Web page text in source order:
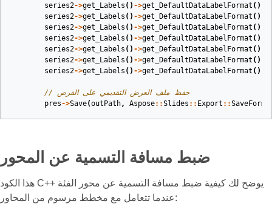
series2->get_Labels () ->get_DefaultDataLabelFormat ()
series2->get_Labels () ->get_DefaultDataLabelFormat ()
series2->get_Labels () ->get_DefaultDataLabelFormat ()
series2->get_Labels () ->get_DefaultDataLabelFormat ()
series2->get_Labels () ->get_DefaultDataLabelFormat ()
series2->get_Labels () ->get_DefaultDataLabelFormat ()
series2->get_Labels () ->get_DefaultDataLabelFormat ()
// حفظ ملف العرض التقديمي على القرص
pres->Save(outPath, Aspose::Slides :: Export ::
ضبط مسافة التسمية عن المحور
هذا الكود C++ يوضح لك كيفية ضبط مسافة التسمية عن محور الفئة
عندما تتعامل مع مخطط مرسوم من المحاور: